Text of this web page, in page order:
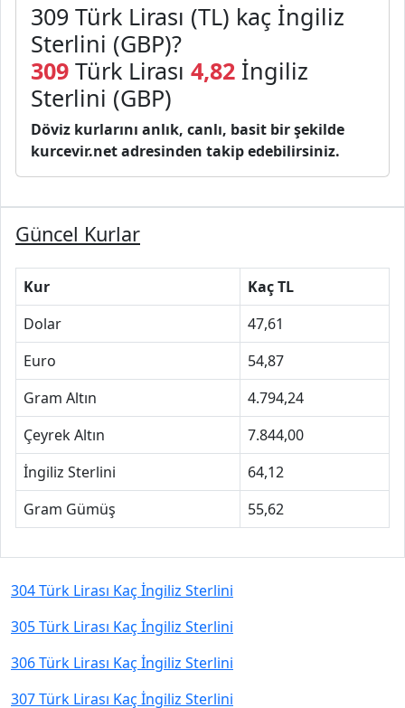
309 Türk Lirası (TL) kaç İngiliz
Sterlini (GBP)?
309 Türk Lirası 4,82 İngiliz
Sterlini (GBP)
Döviz kurlarını anlık, canlı, basit bir şekilde
kurcevir.net adresinden takip edebilirsiniz.
Güncel Kurlar
Kur
Kaç TL
Dolar
47,61
Euro
54,87
Gram Altın
4.794,24
Çeyrek Altın
7.844,00
İngiliz Sterlini
64,12
Gram Gümüş
55,62
304 Türk Lirası Kaç İngiliz Sterlini
305 Türk Lirası Kaç İngiliz Sterlini
306 Türk Lirası Kaç İngiliz Sterlini
307 Türk Lirası Kaç İngiliz Sterlini